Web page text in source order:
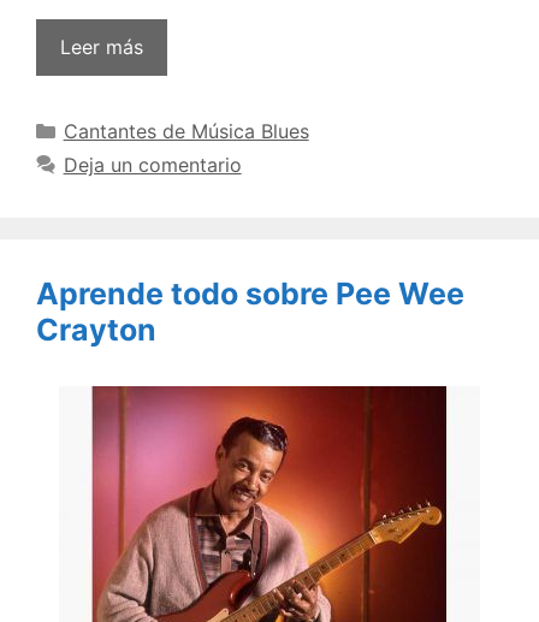
Leer más
Categorías
Cantantes de Música Blues
Deja un comentario
Aprende todo sobre Pee Wee
Crayton